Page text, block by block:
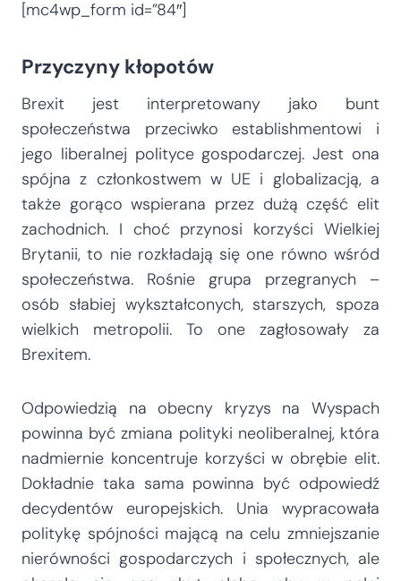
[mc4wp_form id=”84″]
Przyczyny kłopotów
Brexit jest interpretowany jako bunt
społeczeństwa przeciwko establishmentowi i
jego liberalnej polityce gospodarczej. Jest ona
spójna z członkostwem w UE i globalizacją, a
także gorąco wspierana przez dużą część elit
zachodnich. I choć przynosi korzyści Wielkiej
Brytanii, to nie rozkładają się one równo wśród
społeczeństwa. Rośnie grupa przegranych –
osób słabiej wykształconych, starszych, spoza
wielkich metropolii. To one zagłosowały za
Brexitem.
Odpowiedzią na obecny kryzys na Wyspach
powinna być zmiana polityki neoliberalnej, która
nadmiernie koncentruje korzyści w obrębie elit.
Dokładnie taka sama powinna być odpowiedź
decydentów europejskich. Unia wypracowała
politykę spójności mającą na celu zmniejszanie
nierówności gospodarczych i społecznych, ale